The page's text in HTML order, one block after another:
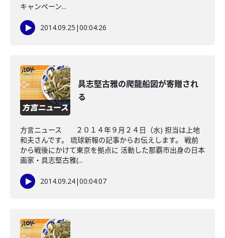
キャンペーン...
2014.09.25 |00:04:26
具志堅古雅の爬龍船図が寄贈され
る
方言ニュース ２０１４年９月２４日（水) 担当は上地
和夫さんです。 琉球新報の記事からお伝えします。 戦前
から戦後にかけて東京を拠点に 活動した那覇市出身の日本
画家・具志堅古雅(...
2014.09.24|00:04:07